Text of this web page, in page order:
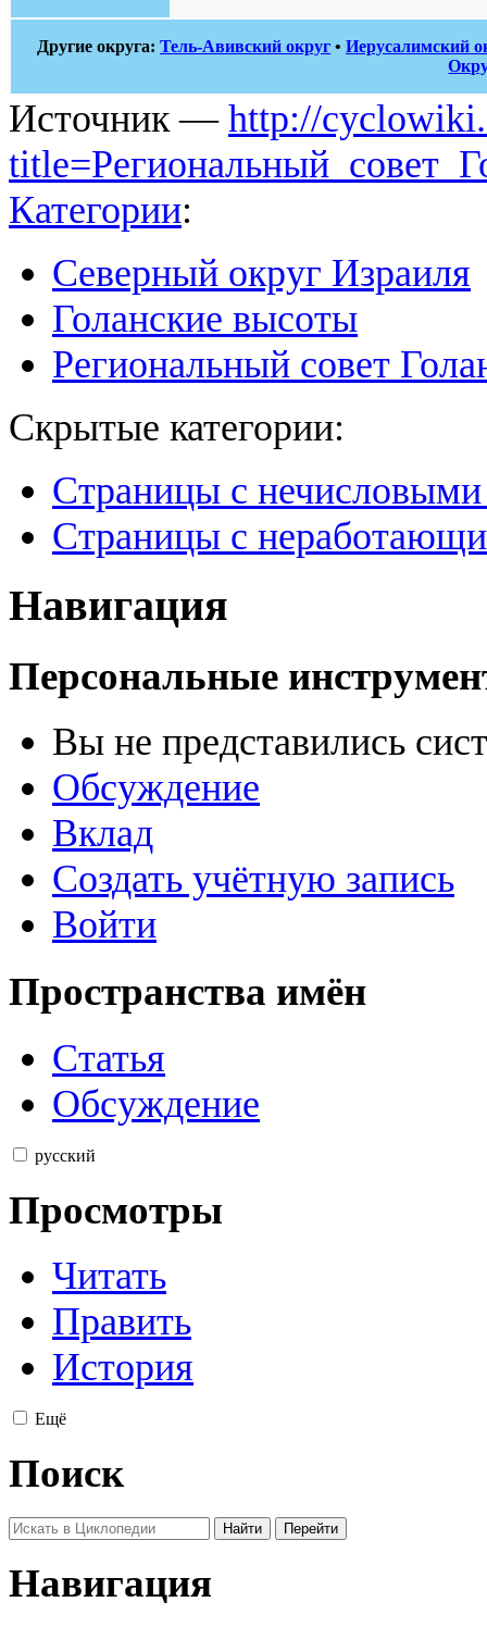
Другие округа: Тель-Авивский округ • Иерусалимский
Источник — http://
Категории:
Северный округ Израиля
Голанские высоты
Региональный совет
Скрытые категории:
Страницы с
Страницы с
Навигация
Персональные
Вы не представились
Обсуждение
Вклад
Создать учётную запись
Войти
Пространства имён
Статья
Обсуждение
русский
Просмотры
Читать
Править
История
Ещё
Поиск
Навигация